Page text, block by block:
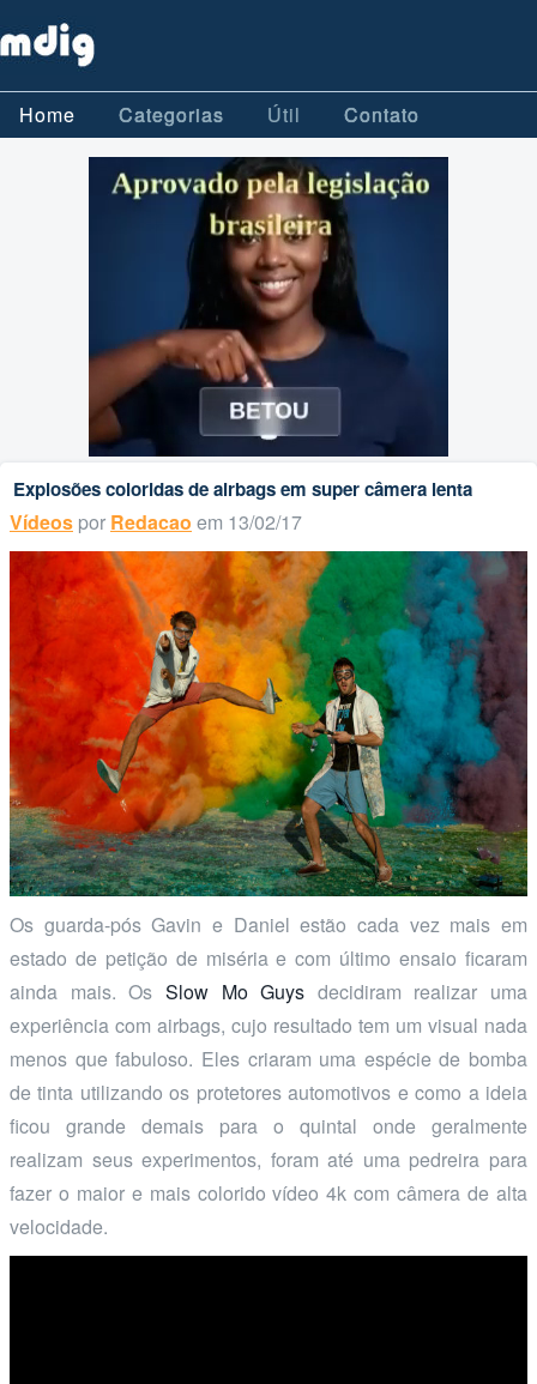
Home Categorias Útil Contato
Explosões coloridas de airbags em super câmera lenta
Vídeos por Redacao em 13/02/17
Os guarda-pós Gavin e Daniel estão cada vez mais em
estado de petição de miséria e com último ensaio ficaram
ainda mais. Os Slow Mo Guys decidiram realizar uma
experiência com airbags, cujo resultado tem um visual nada
menos que fabuloso. Eles criaram uma espécie de bomba
de tinta utilizando os protetores automotivos e como a ideia
ficou grande demais para o quintal onde geralmente
realizam seus experimentos, foram até uma pedreira para
fazer o maior e mais colorido vídeo 4k com câmera de alta
velocidade.